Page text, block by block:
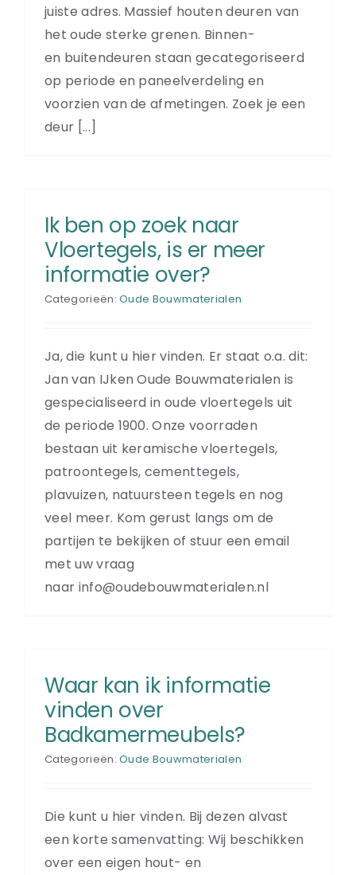
juiste adres. Massief houten deuren van
het oude sterke grenen. Binnen-
en buitendeuren staan gecategoriseerd
op periode en paneelverdeling en
voorzien van de afmetingen. Zoek je een
deur [...]
Ik ben op zoek naar
Vloertegels, is er meer
informatie over?
Categorieën:Oude Bouwmaterialen
Ja, die kunt u hier vinden. Er staat o.a. dit:
Jan van IJken Oude Bouwmaterialen is
gespecialiseerd in oude vloertegels uit
de periode 1900. Onze voorraden
bestaan uit keramische vloertegels,
patroontegels, cementtegels,
plavuizen, natuursteen tegels en nog
veel meer. Kom gerust langs om de
partijen te bekijken of stuur een email
met uw vraag
naar info@oudebouwmaterialen.nl
Waar kan ik informatie
vinden over
Badkamermeubels?
Categorieën:Oude Bouwmaterialen
Die kunt u hier vinden. Bij dezen alvast
een korte samenvatting: Wij beschikken
over een eigen hout- en